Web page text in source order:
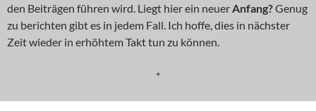
den Beiträgen führen wird. Liegt hier ein neuerAnfang?Genug
zu berichten gibt es in jedem Fall. Ich hoffe, dies in nächster
Zeit wieder in erhöhtem Takt tun zu können.
*